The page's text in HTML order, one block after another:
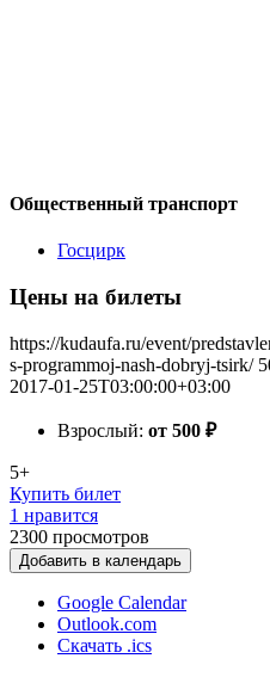
Общественный транспорт
Госцирк
Цены на билеты
https://kudaufa.ru/event/
s-programmoj-nash-dobryj-tsirk/
2017-01-25T03:00:00+03:00
Взрослый: от 500 ₽
5+
Купить билет
1 нравится
2300 просмотров
Добавить в календарь
Google Calendar
Outlook.com
Скачать .ics